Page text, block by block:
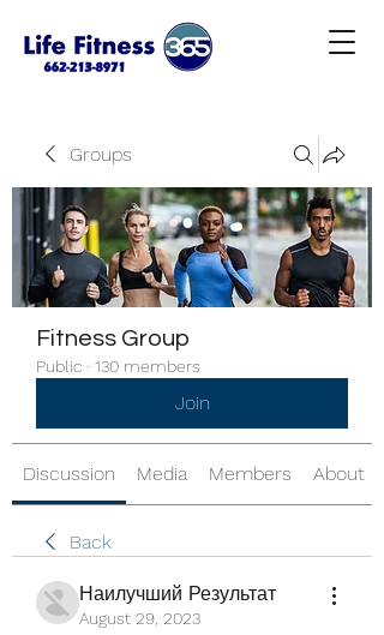
Groups
Fitness Group
Public · 130 members
Join
Discussion Media Members About
Back
Наилучший Результат
August 29, 2023